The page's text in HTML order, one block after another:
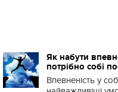
Як набути
потрібно собі
Впевненість у